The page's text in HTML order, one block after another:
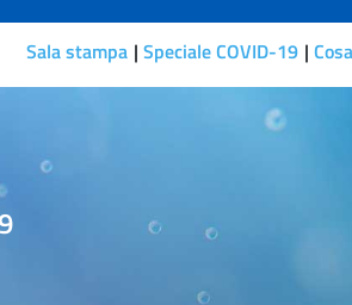
Sala stampa Speciale COVID-19